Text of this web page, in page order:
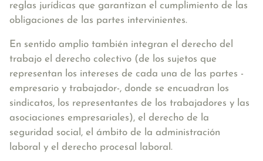
reglas jurídicas que garantizan el cumplimiento de las
obligaciones de las partes intervinientes.
En sentido amplio también integran el derecho del
trabajo el derecho colectivo (de los sujetos que
representan los intereses de cada una de las partes -
empresario y trabajador-, donde se encuadran los
sindicatos, los representantes de los trabajadores y las
asociaciones empresariales), el derecho de la
seguridad social, el ámbito de la administración
laboral y el derecho procesal laboral.